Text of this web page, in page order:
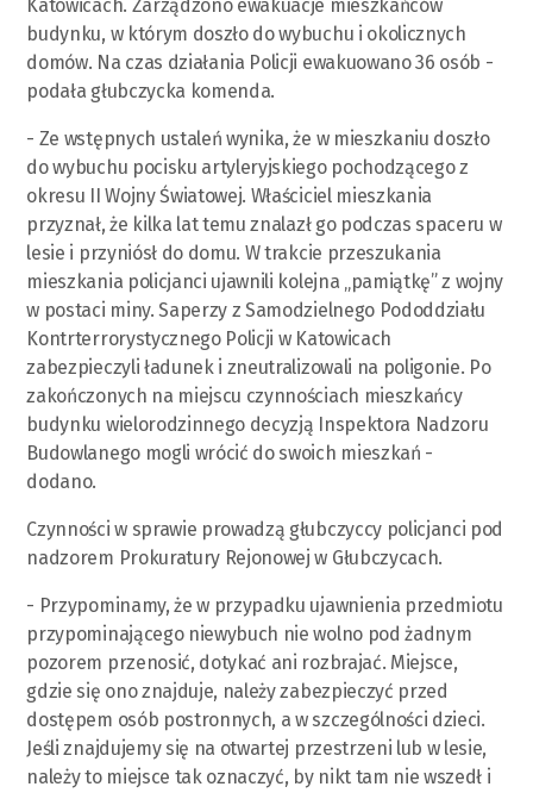
Katowicach. Zarządzono ewakuacje mieszkańców
budynku, w którym doszło do wybuchu i okolicznych
domów. Na czas działania Policji ewakuowano 36 osób -
podała głubczycka komenda.
- Ze wstępnych ustaleń wynika, że w mieszkaniu doszło
do wybuchu pocisku artyleryjskiego pochodzącego z
okresu II Wojny Światowej. Właściciel mieszkania
przyznał, że kilka lat temu znalazł go podczas spaceru w
lesie i przyniósł do domu. W trakcie przeszukania
mieszkania policjanci ujawnili kolejna „pamiątkę” z wojny
w postaci miny. Saperzy z Samodzielnego Pododdziału
Kontrterrorystycznego Policji w Katowicach
zabezpieczyli ładunek i zneutralizowali na poligonie. Po
zakończonych na miejscu czynnościach mieszkańcy
budynku wielorodzinnego decyzją Inspektora Nadzoru
Budowlanego mogli wrócić do swoich mieszkań -
dodano.
Czynności w sprawie prowadzą głubczyccy policjanci pod
nadzorem Prokuratury Rejonowej w Głubczycach.
- Przypominamy, że w przypadku ujawnienia przedmiotu
przypominającego niewybuch nie wolno pod żadnym
pozorem przenosić, dotykać ani rozbrajać. Miejsce,
gdzie się ono znajduje, należy zabezpieczyć przed
dostępem osób postronnych, a w szczególności dzieci.
Jeśli znajdujemy się na otwartej przestrzeni lub w lesie,
należy to miejsce tak oznaczyć, by nikt tam nie wszedł i